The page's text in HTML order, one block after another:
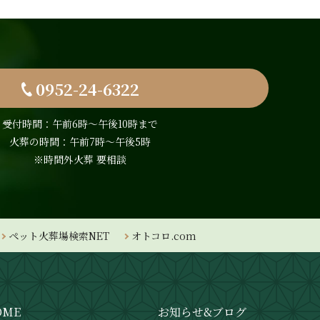
0952-24-6322
受付時間：午前6時〜午後10時まで
火葬の時間：午前7時～午後5時
※時間外火葬 要相談
ペット火葬場検索NET オトコロ.com
お知らせ&ブログ